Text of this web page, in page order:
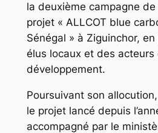
la deuxième campagne
projet « ALLCOT blue
Sénégal » à Ziguinchor,
élus locaux et des acteurs
développement.
Poursuivant son
le projet lancé depuis
accompagné par le